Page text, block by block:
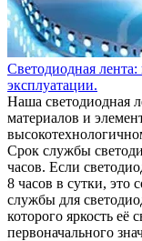
Светодиодная лента:
эксплуатации.
Наша светодиодная
материалов и
Срок службы
часов. Если
8 часов в сутки, это
службы для
которого яркость её
первоначального